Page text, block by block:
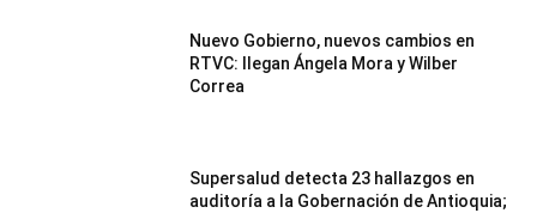
Nuevo Gobierno, nuevos cambios en
RTVC: llegan Ángela Mora y Wilber
Correa
Supersalud detecta 23 hallazgos en
auditoría a la Gobernación de Antioquia;